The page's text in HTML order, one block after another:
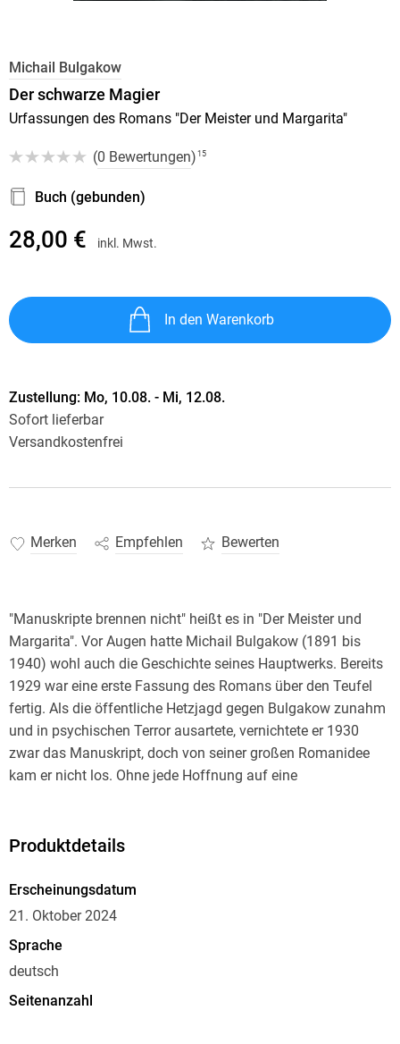
Michail Bulgakow
Der schwarze Magier
Urfassungen des Romans "Der Meister und Margarita"
(0 Bewertungen) 15
Buch (gebunden)
28,00 € inkl. Mwst.
In den Warenkorb
Zustellung: Mo, 10.08. - Mi, 12.08.
Sofort lieferbar
Versandkostenfrei
Merken Empfehlen Bewerten
"Manuskripte brennen nicht" heißt es in "Der Meister und
Margarita". Vor Augen hatte Michail Bulgakow (1891 bis
1940) wohl auch die Geschichte seines Hauptwerks. Bereits
1929 war eine erste Fassung des Romans über den Teufel
fertig. Als die öffentliche Hetzjagd gegen Bulgakow zunahm
und in psychischen Terror ausartete, vernichtete er 1930
zwar das Manuskript, doch von seiner großen Romanidee
kam er nicht los. Ohne jede Hoffnung auf eine
Bulgakow die Endfassung des Romans und diktierte seiner
Bulgakow-Archiv lagern mehr als tausend Seiten
Rohmaterial, aus denen hier nur eine Auswahl vorgelegt
Fragmente der ersten Fassung erhalten geblieben, so dass
sich Bulgakows Arbeitsprozess über die gesamten zwölf
Jahre hinweg nachvollziehen lässt. Liebhaber des
Produktdetails
Erscheinungsdatum
21. Oktober 2024
Sprache
deutsch
Seitenanzahl